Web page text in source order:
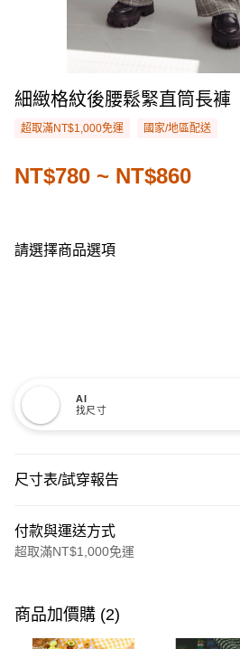
細緻格紋後腰鬆緊直筒長褲
超取滿NT$1,000免運 國家/地區配送
NT$780 ~ NT$860
請選擇商品選項
AI
找尺寸
尺寸表/試穿報告
付款與運送方式
超取滿NT$1,000免運
信用卡一次付款
購物金
商品加價購 (2)